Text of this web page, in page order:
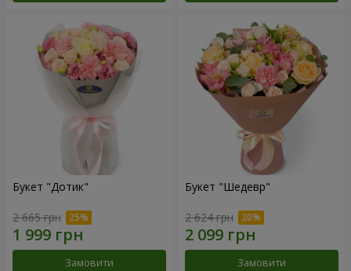
Букет "Дотик"
2 665 грн
Замовити
Букет "Шедевр"
2 624 грн
Замовити